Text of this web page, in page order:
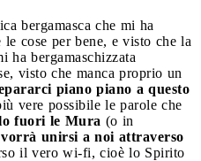
bergamasca che mi ha
cose per bene, e visto che la
ha bergamaschizzata
visto che manca proprio un
piano piano a questo
vere possibile le parole che
fuori le Mura (o in
unirsi a noi attraverso
il vero wi-fi, cioè lo Spirito